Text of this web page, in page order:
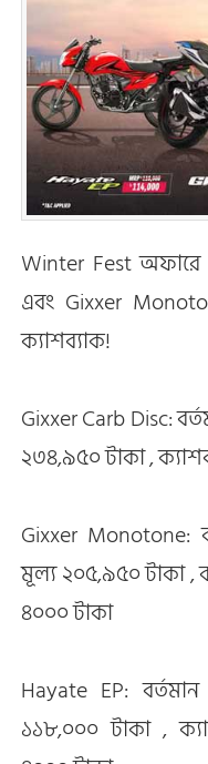
Winter Fest অফারে
এবং Gixxer
ক্যাশব্যাক!
Gixxer Carb Disc:
২৩৪,৯৫০ টাকা ,
Gixxer Monotone:
মূল্য ২০৫,৯৫০ টাকা ,
৪০০০ টাকা
Hayate EP:
১১৮,০০০ টাকা ,